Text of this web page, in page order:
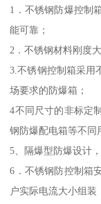
1．不锈钢防爆控制
能可靠；
2．不锈钢材料刚度
3.不锈钢控制箱采用
场要求的防爆箱；
4不同尺寸的非标定
钢防爆配电箱等不同
5、隔爆型防爆设计
6．不锈钢防控制箱
户实际电流大小组装